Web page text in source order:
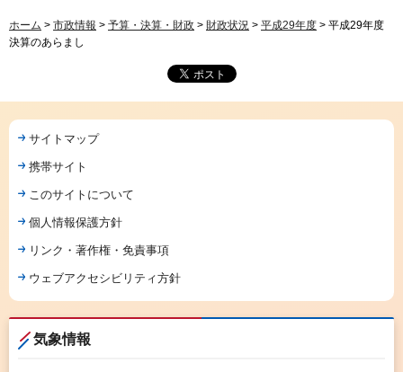
ホーム > 市政情報 > 予算・決算・財政 > 財政状況 > 平成29年度 > 平成29年度
決算のあらまし
サイトマップ
携帯サイト
このサイトについて
個人情報保護方針
リンク・著作権・免責事項
ウェブアクセシビリティ方針
気象情報